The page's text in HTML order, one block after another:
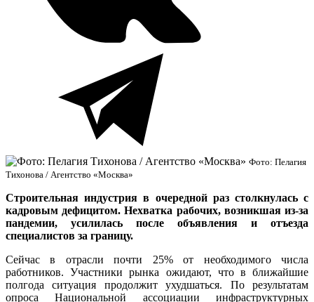
Фото: Пелагия
Тихонова / Агентство «Москва»
Строительная индустрия в очередной раз столкнулась с
кадровым дефицитом. Нехватка рабочих, возникшая из-за
пандемии, усилилась после объявления и отъезда
специалистов за границу.
Сейчас в отрасли почти 25% от необходимого числа
работников. Участники рынка ожидают, что в ближайшие
полгода ситуация продолжит ухудшаться. По результатам
опроса Национальной ассоциации инфраструктурных